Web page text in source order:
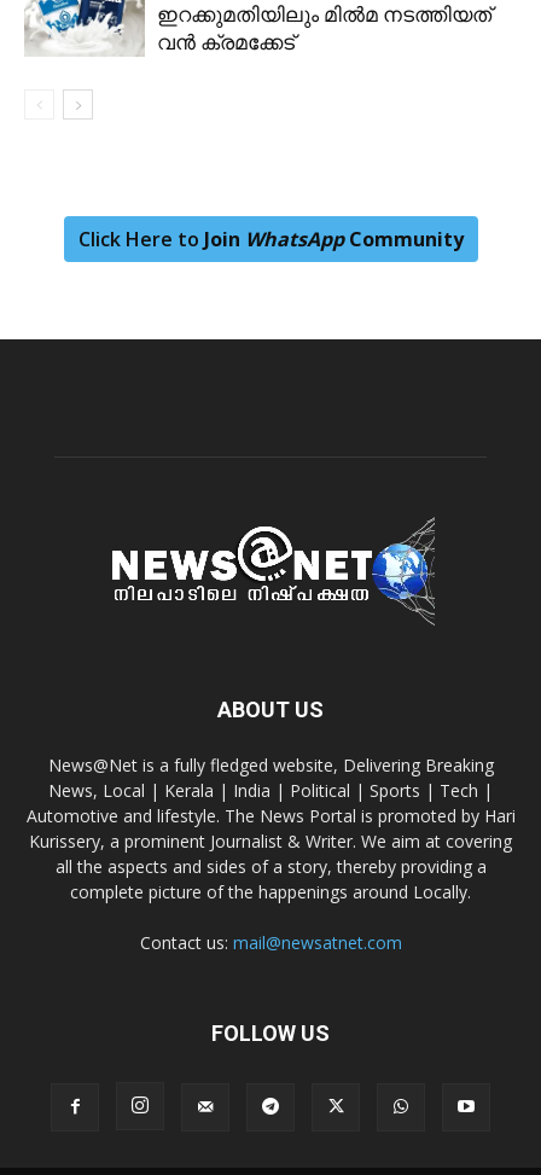
ഇറക്കുമതിയിലും മിൽമ നടത്തിയത്
വൻ ക്രമക്കേട്
Click Here to Join WhatsAppCommunity
ABOUT US
News@Net is a fully fledged website, Delivering Breaking
News, Local | Kerala | India | Political | Sports | Tech |
Automotive and lifestyle. The News Portal is promoted by Hari
Kurissery, a prominent Journalist & Writer. We aim at covering
all the aspects and sides of a story, thereby providing a
complete picture of the happenings around Locally.
Contact us: mail@newsatnet.com
FOLLOW US